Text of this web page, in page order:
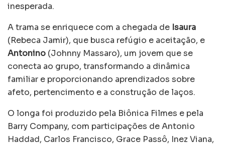
inesperada.
A trama se enriquece com a chegada de Isaura
(Rebeca Jamir), que busca refúgio e aceitação, e
Antonino (Johnny Massaro), um jovem que se
conecta ao grupo, transformando a dinâmica
familiar e proporcionando aprendizados sobre
afeto, pertencimento e a construção de laços.
O longa foi produzido pela Biônica Filmes e pela
Barry Company, com participações de Antonio
Haddad, Carlos Francisco, Grace Passô, Inez Viana,